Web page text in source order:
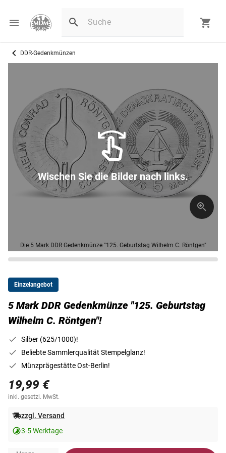
DDR-Gedenkmünzen
Die 5 Mark DDR Gedenkmünze "125. Geburtstag Wilhelm C. Röntgen"
Wischen Sie die Bilder nach links.
Einzelangebot
5 Mark DDR Gedenkmünze "125. Geburtstag
Wilhelm C. Röntgen"!
Silber (625/1000)!
Beliebte Sammlerqualität Stempelglanz!
Münzprägestätte Ost-Berlin!
19,99 €
inkl. gesetzl. MwSt.
zzgl. Versand
3-5 Werktage